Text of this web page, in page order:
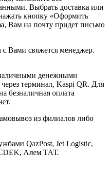
Выбрать доставка или
кнопку «Оформить
Вам на почту придет письмо
с Вами свяжется менеджер.
наличными денежными
терминал, Kaspi QR. Для
безналичная оплата
из филиалов либо
QazPost, Jet Logistic,
Алем ТАТ.